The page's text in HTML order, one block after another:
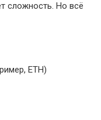
сложность. Но всё
ETH)